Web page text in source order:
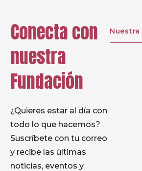
Conecta con
nuestra
Fundación
¿Quieres estar al día con
todo lo que hacemos?
Suscríbete con tu correo
y recibe las últimas
noticias, eventos y